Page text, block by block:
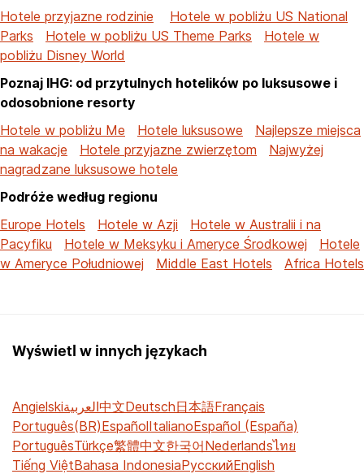
Hotele przyjazne rodzinie
Hotele w pobliżu US National
Parks
Hotele w pobliżu US Theme Parks
Hotele w
pobliżu Disney World
Poznaj IHG: od przytulnych hotelików po luksusowe i
odosobnione resorty
Hotele w pobliżu Me
Hotele luksusowe
Najlepsze miejsca
na wakacje
Hotele przyjazne zwierzętom
Najwyżej
nagradzane luksusowe hotele
Podróże według regionu
Europe Hotels
Hotele w Azji
Hotele w Australii i na
Pacyfiku
Hotele w Meksyku i Ameryce Środkowej
Hotele
w Ameryce Południowej
Middle East Hotels Africa Hotels
Wyświetl w innych językach
Angielskiالعربية中文Deutsch日本語Français
Português(BR)EspañolItalianoEspañol (España)
PortuguêsTürkçe繁體中文한국어Nederlandsไทย
Tiếng ViệtBahasa IndonesiaРусскийEnglish